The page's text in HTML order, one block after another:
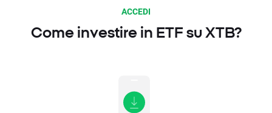
ACCEDI
Come investire in ETF su XTB?